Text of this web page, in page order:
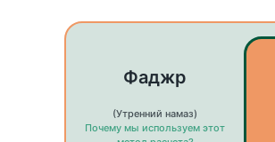
Фаджр
(Утренний намаз)
Почему мы используем этот